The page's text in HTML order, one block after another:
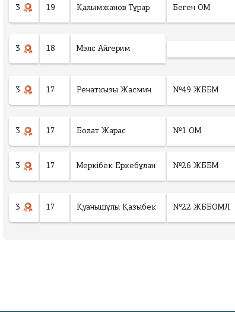
3 19 Қалымжанов Тұрар Беген ОМ
3 18 Мэлс Айгерим
3 17 Ренаткызы Жасмин №49 ЖББМ
3 17 Болат Жарас №1 ОМ
3 17 Меркібек Еркебұлан №26 ЖББМ
3 17 Қуанышұлы Қазыбек №22 ЖББОМЛ